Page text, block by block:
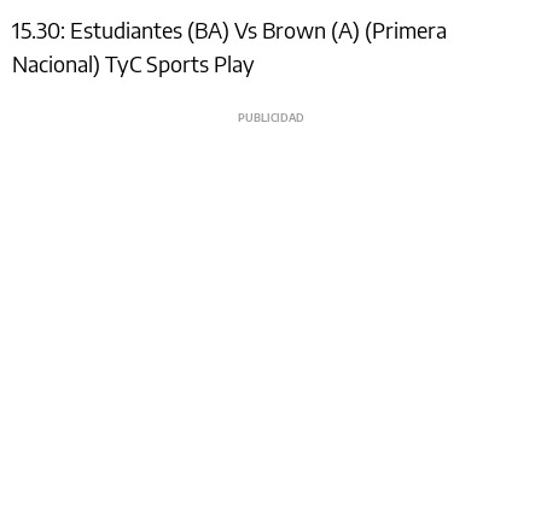
15.30: Estudiantes (BA) Vs Brown (A) (Primera
Nacional) TyC Sports Play